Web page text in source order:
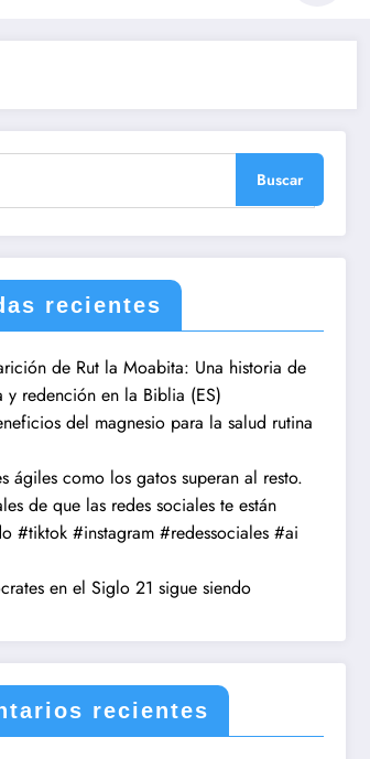
recientes
de Rut la Moabita: Una historia de
y redención en la Biblia (ES)
del magnesio para la salud rutina
ágiles como los gatos superan al resto.
de que las redes sociales te están
#tiktok #instagram #redessociales #ai
en el Siglo 21 sigue siendo
recientes